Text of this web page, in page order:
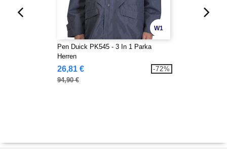
W1
Pen Duick PK545 - 3 In 1 Parka
Herren
26,81 €
94,90 €
-72%